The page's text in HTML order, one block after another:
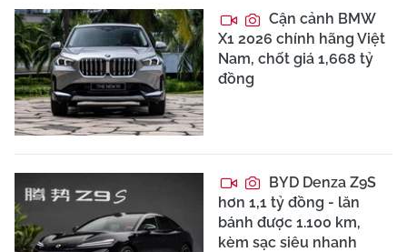
Cận cảnh BMW
X1 2026 chính hãng Việt
Nam, chốt giá 1,668 tỷ
đồng
BYD Denza Z9S
hơn 1,1 tỷ đồng - lăn
bánh được 1.100 km,
kèm sạc siêu nhanh